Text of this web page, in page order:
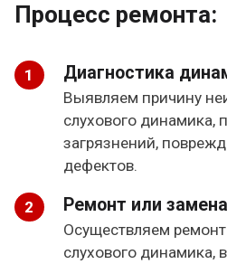
Процесс ремонта:
Диагностика
Выявляем причину
слухового динамика,
загрязнений,
дефектов.
Ремонт или
Осуществляем
слухового динамика,